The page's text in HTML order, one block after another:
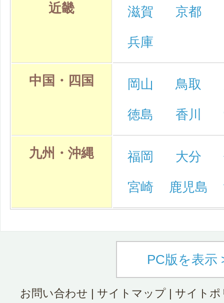
近畿 滋賀 京都
兵庫
中国・四国 岡山 鳥取
徳島 香川
九州・沖縄 福岡 大分
宮崎 鹿児島
PC版を表示
お問い合わせ サイトマップ| サイトポ